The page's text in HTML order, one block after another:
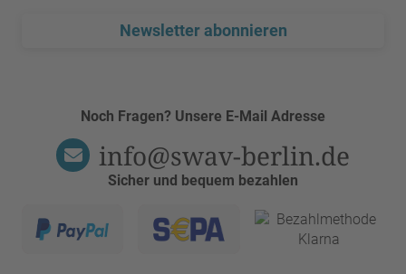
Newsletter abonnieren
Sicher und bequem bezahlen
Noch Fragen? Unsere E-Mail Adresse
info@swav-berlin.de